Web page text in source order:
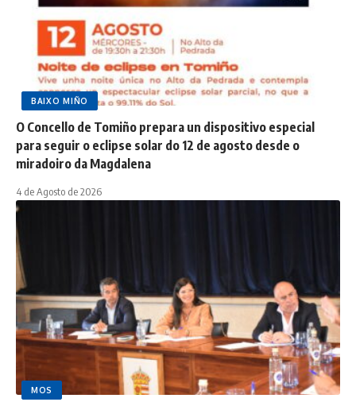
BAIXO MIÑO
O Concello de Tomiño prepara un dispositivo especial
para seguir o eclipse solar do 12 de agosto desde o
miradoiro da Magdalena
4 de Agosto de 2026
MOS